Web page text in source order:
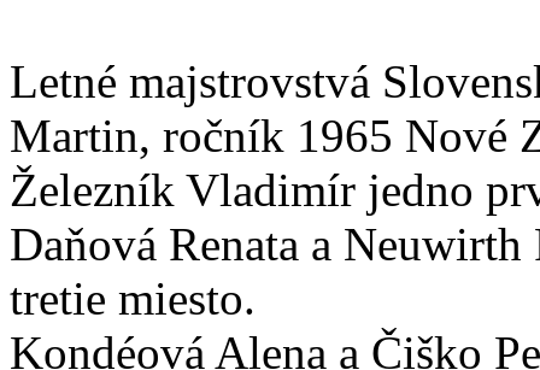
Letné majstrovstvá
Martin, ročník 1965 Nové
Železník Vladimír jedno
Daňová Renata a
tretie miesto.
Kondéová Alena a Čiško